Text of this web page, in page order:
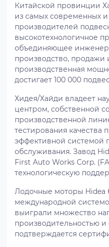
Китайской провинции
из самых современных
производителей
высокотехнологичное
объединяющее
производство, продажи
производственная
достигает 100 000
Хидея/Хайди владеет
центром, собственной
производственной
тестирования качества
эффективной системой
обслуживания. Завод
First Auto Works Corp.
технологическую
Лодочные моторы
международной
выиграли множество
производительностью и
подтверждается